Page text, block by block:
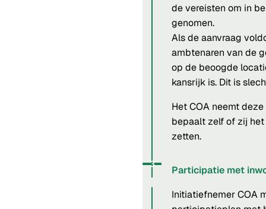
de vereisten om in
genomen.
Als de aanvraag
ambtenaren van de
op de beoogde
kansrijk is. Dit is
Het COA neemt
bepaalt zelf of zij
zetten.
Participatie met
Status: Actief
Opvolgingsnummer:
3
Initiatiefnemer COA